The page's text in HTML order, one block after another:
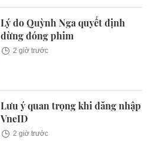
Lý do Quỳnh Nga quyết định
dừng đóng phim
2 giờ trước
Lưu ý quan trọng khi đăng nhập
VneID
2 giờ trước